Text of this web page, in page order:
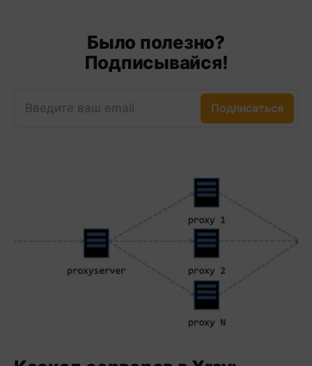
Было полезно?
Подписывайся!
Введите ваш email Подписаться